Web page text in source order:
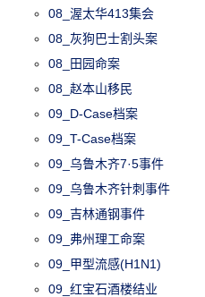
08_渥太华413集会
08_灰狗巴士割头案
08_田园命案
08_赵本山移民
09_D-Case档案
09_T-Case档案
09_乌鲁木齐7·5事件
09_乌鲁木齐针刺事件
09_吉林通钢事件
09_弗州理工命案
09_甲型流感(H1N1)
09_红宝石酒楼结业